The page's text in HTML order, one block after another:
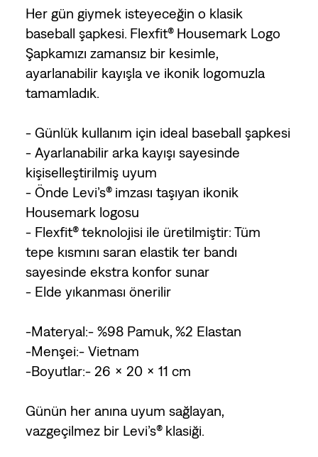
Her gün giymek isteyeceğin o klasik
baseball şapkesi. Flexfit® Housemark Logo
Şapkamızı zamansız bir kesimle,
ayarlanabilir kayışla ve ikonik logomuzla
tamamladık.
- Günlük kullanım için ideal baseball şapkesi
- Ayarlanabilir arka kayışı sayesinde
kişiselleştirilmiş uyum
- Önde Levi’s® imzası taşıyan ikonik
Housemark logosu
- Flexfit® teknolojisi ile üretilmiştir: Tüm
tepe kısmını saran elastik ter bandı
sayesinde ekstra konfor sunar
- Elde yıkanması önerilir
-Materyal:- %98 Pamuk, %2 Elastan
-Menşei:- Vietnam
-Boyutlar:- 26 x 20 x 11 cm
Günün her anına uyum sağlayan,
vazgeçilmez bir Levi’s® klasiği.